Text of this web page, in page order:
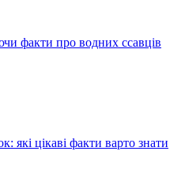
факти про водних ссавців
які цікаві факти варто знати